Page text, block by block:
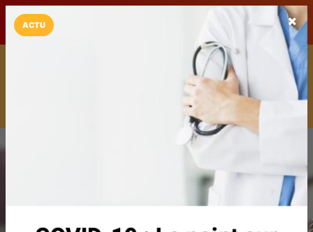
LaCarte LaCarte sur
Play Store
Téléchargez gratuitement l'app LaCarte pour suivre vos
commerces favoris et ne rien rater !
Plus tard
ACTU